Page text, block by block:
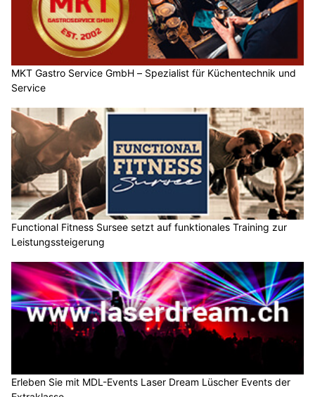
MKT Gastro Service GmbH – Spezialist für Küchentechnik und
Service
Functional Fitness Sursee setzt auf funktionales Training zur
Leistungssteigerung
Erleben Sie mit MDL-Events Laser Dream Lüscher Events der